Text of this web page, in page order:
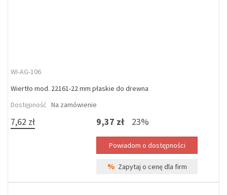
WI-AG-106
Wiertło mod. 22161-22 mm płaskie do drewna
Dostępność Na zamówienie
7,62 zł 9,37 zł 23%
% Zapytaj o cenę dla firm